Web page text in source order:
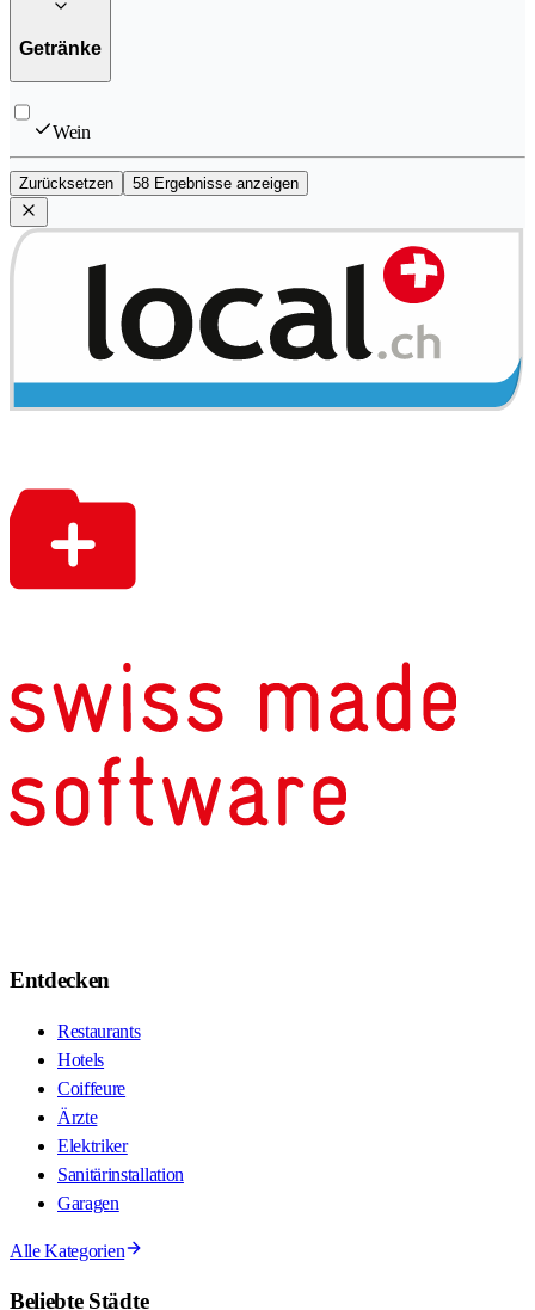
Getränke
Wein
Zurücksetzen 58 Ergebnisse anzeigen
Entdecken
Restaurants
Hotels
Coiffeure
Ärzte
Elektriker
Sanitärinstallation
Garagen
Alle Kategorien
Beliebte Städte